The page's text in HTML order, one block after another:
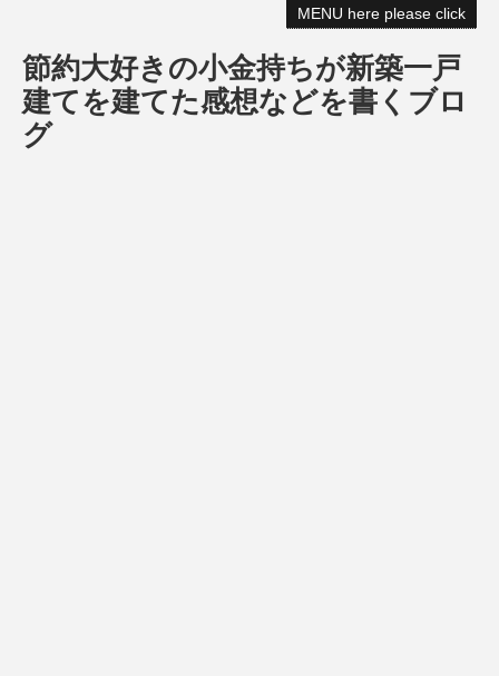
MENU here please click
節約大好きの小金持ちが新築一戸
建てを建てた感想などを書くブロ
グ